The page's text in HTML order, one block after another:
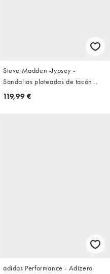
Steve Madden -Jypsey -
Sandalias plateadas de tacón
con adornos
119,99 €
adidas Performance - Adizero